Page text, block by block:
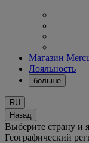
Магазин
Лояльность
больше
RU
Назад
Выберите страну и
Географический